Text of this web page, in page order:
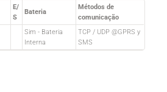
E/
S
Bateria
Métodos de
comunicação
Sim - Bateria
Interna
TCP / UDP @GPRS y
SMS